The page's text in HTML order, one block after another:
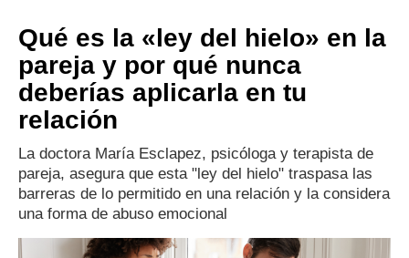
Qué es la «ley del hielo» en la
pareja y por qué nunca
deberías aplicarla en tu
relación
La doctora María Esclapez, psicóloga y terapista de
pareja, asegura que esta "ley del hielo" traspasa las
barreras de lo permitido en una relación y la considera
una forma de abuso emocional